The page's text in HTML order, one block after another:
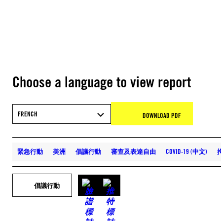
Choose a language to view report
FRENCH DOWNLOAD PDF
緊急行動 美洲 倡議行動 審查及表達自由 COVID-19 (中文)
倡議行動